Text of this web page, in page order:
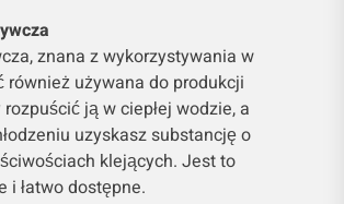
znana z wykorzystywania w
również używana do produkcji
ją w ciepłej wodzie, a
uzyskasz substancję o
klejących. Jest to
i łatwo dostępne.